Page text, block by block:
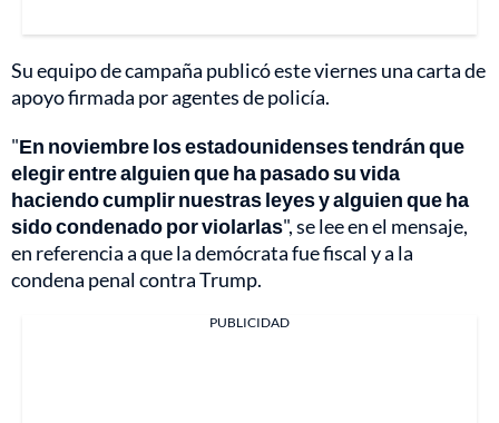
Su equipo de campaña publicó este viernes una carta de
apoyo firmada por agentes de policía.
"En noviembre los estadounidenses tendrán que
elegir entre alguien que ha pasado su vida
haciendo cumplir nuestras leyes y alguien que ha
sido condenado por violarlas", se lee en el mensaje,
en referencia a que la demócrata fue fiscal y a la
condena penal contra Trump.
PUBLICIDAD